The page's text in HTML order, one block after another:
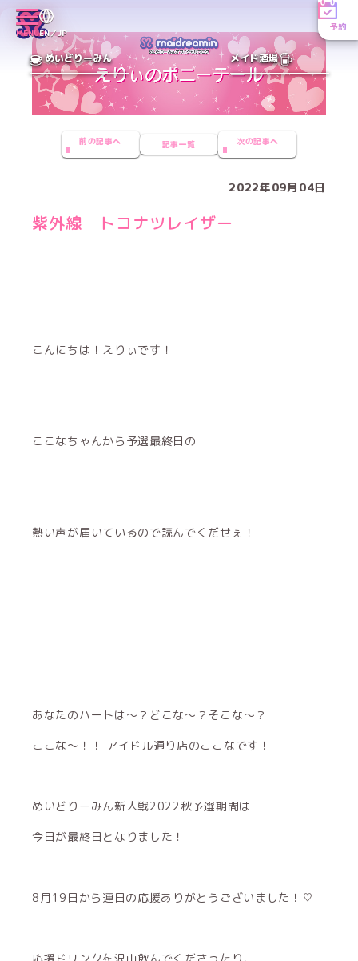
MENUEN／JP
予約
めいどりーみん メイド酒場
前の記事へ 記事一覧 次の記事へ
2022年09月04日
紫外線 トコナツレイザー
こんにちは！えりぃです！
ここなちゃんから予選最終日の
熱い声が届いているので読んでくだせぇ！
あなたのハートは〜？どこな〜？そこな〜？
ここな〜！！ アイドル通り店のここなです！
めいどりーみん新人戦2022秋予選期間は
今日が最終日となりました！
8月19日から連日の応援ありがとうございました！♡